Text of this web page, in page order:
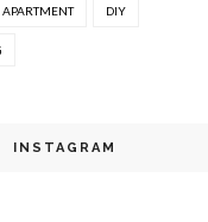
APARTMENT DIY
INSTAGRAM